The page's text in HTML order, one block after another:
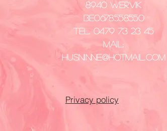
8940 Wervik
​BE0678558550
Tel. 0479 73 23 45
Mail:
husninne@hotmail.com
Privacy policy